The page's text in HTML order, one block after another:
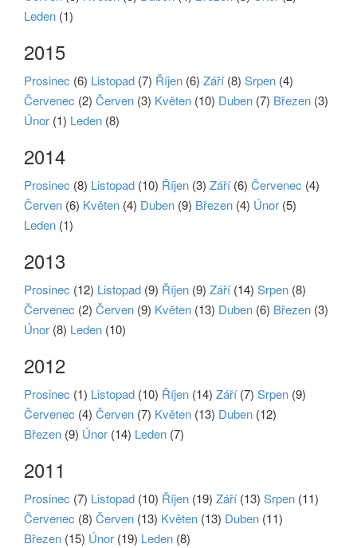
Leden (1)
2015
Prosinec (6) Listopad (7) Říjen (6) Září(8) Srpen (4)
Červenec (2) Červen (3) Květen (10) Duben (7) Březen (3)
Únor (1) Leden (8)
2014
Prosinec (8) Listopad (10) Říjen (3) Září(6) Červenec (4)
Červen (6) Květen (4) Duben (9) Březen (4) Únor (5)
Leden (1)
2013
Prosinec (12) Listopad (9) Říjen (9) Září(14) Srpen (8)
Červenec (2) Červen (9) Květen (13) Duben (6) Březen (3)
Únor (8) Leden (10)
2012
Prosinec (1) Listopad (10) Říjen (14) Září(7) Srpen (9)
Červenec (4) Červen (7) Květen (13) Duben (12)
Březen (9) Únor (14) Leden (7)
2011
Prosinec (7) Listopad (10) Říjen (19) Září(13) Srpen (11)
Červenec (8) Červen (13) Květen (13) Duben (11)
Březen (15) Únor (19) Leden (8)